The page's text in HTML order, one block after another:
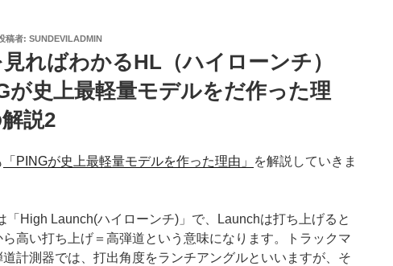
稿者: SUNDEVILADMIN
ればわかるHL（ハイローンチ）
が史上最軽量モデルをだ作った理
説2
「PINGが史上最軽量モデルを作った理由」
を解説していきま
「High Launch(ハイローンチ)」で、Launchは打ち上げると
ら高い打ち上げ＝高弾道という意味になります。トラックマ
道計測器では、打出角度をランチアングルといいますが、そ